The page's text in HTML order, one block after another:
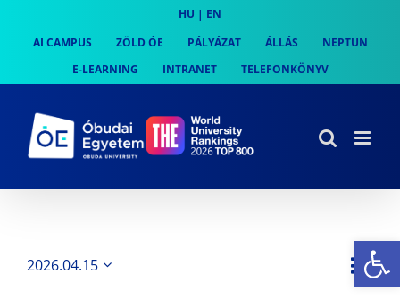
content
HU | EN
AI CAMPUS
ZÖLD ÓE PÁLYÁZAT ÁLLÁS
NEPTUN
E-LEARNING
INTRANET TELEFONKÖNYV
Nap
2026.04.15